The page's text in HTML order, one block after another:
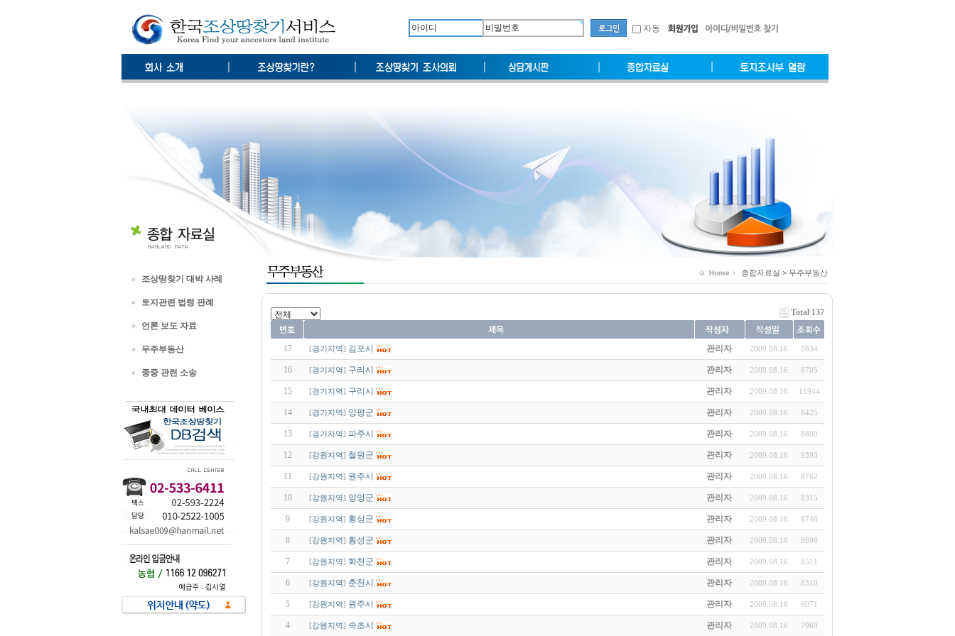
자동
조상땅찾기 대박 사례
토지관련 법령 판례
언론 보도 자료
무주부동산
종중 관련 소송
종합자료실 > 무주부동산
Total 137
17 [경기지역] 김포시 관리자 2009.08.16 8834
16 [경기지역] 구리시 관리자 2009.08.16 8705
15 [경기지역] 구리시 관리자 2009.08.16 11944
14 [경기지역] 양평군 관리자 2009.08.16 8425
13 [경기지역] 파주시 관리자 2009.08.16 8880
12 [강원지역] 철원군 관리자 2009.08.16 9393
11 [강원지역] 원주시 관리자 2009.08.16 8762
10 [강원지역] 양양군 관리자 2009.08.16 8315
9 [강원지역] 횡성군 관리자 2009.08.16 8746
8 [강원지역] 횡성군 관리자 2009.08.16 8696
7 [강원지역] 화천군 관리자 2009.08.16 8511
6 [강원지역] 춘천시 관리자 2009.08.16 8319
5 [강원지역] 원주시 관리자 2009.08.16 8071
4 [강원지역] 속초시 관리자 2009.08.16 7969